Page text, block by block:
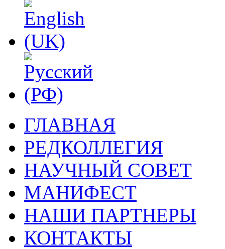
ГЛАВНАЯ
РЕДКОЛЛЕГИЯ
НАУЧНЫЙ СОВЕТ
МАНИФЕСТ
НАШИ ПАРТНЕРЫ
КОНТАКТЫ